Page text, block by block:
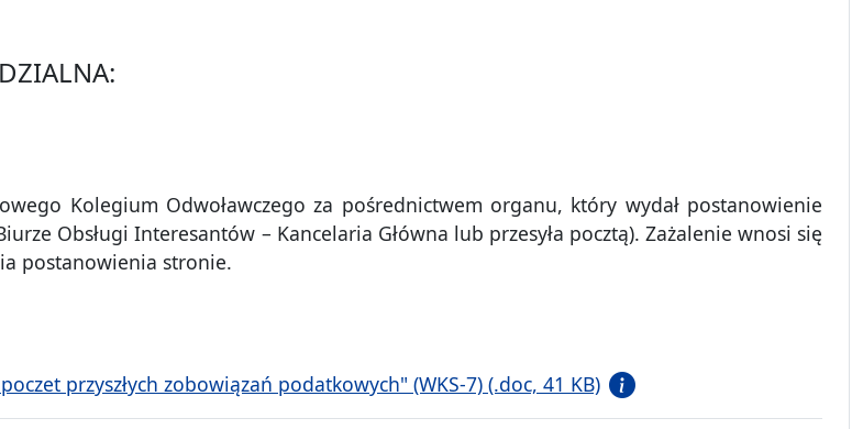
Kolegium Odwoławczego za pośrednictwem organu, który wydał postanowienie
Obsługi Interesantów – Kancelaria Główna lub przesyła pocztą). Zażalenie wnosi się
postanowienia stronie.
przyszłych zobowiązań podatkowych" (WKS-7) (.doc, 41 KB)